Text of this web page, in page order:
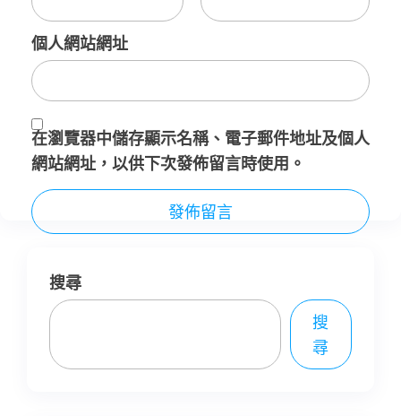
個人網站網址
在瀏覽器中儲存顯示名稱、電子郵件地址及個人
網站網址，以供下次發佈留言時使用。
搜尋
搜
尋